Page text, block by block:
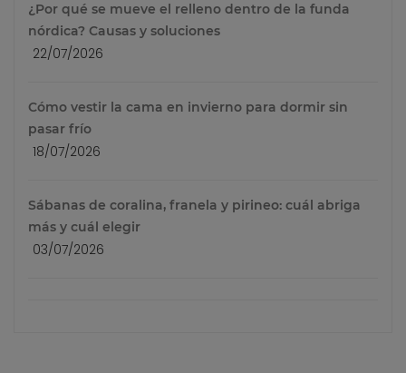
¿Por qué se mueve el relleno dentro de la funda
nórdica? Causas y soluciones
22/07/2026
Cómo vestir la cama en invierno para dormir sin
pasar frío
18/07/2026
Sábanas de coralina, franela y pirineo: cuál abriga
más y cuál elegir
03/07/2026